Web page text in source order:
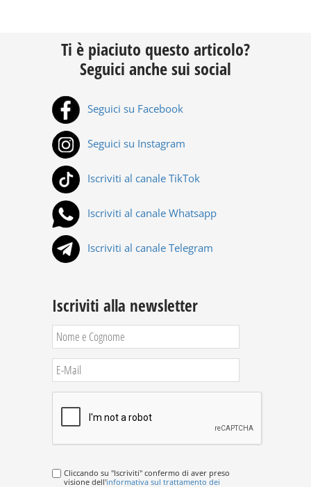
Ti è piaciuto questo articolo?
Seguici anche sui social
Seguici su Facebook
Seguici su Instagram
Iscriviti al canale TikTok
Iscriviti al canale Whatsapp
Iscriviti al canale Telegram
Iscriviti alla newsletter
Cliccando su "Iscriviti" confermo di aver preso
visione dell'informativa sul trattamento dei